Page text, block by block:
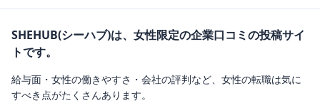
SHEHUB(シーハブ)は、女性限定の企業口コミの投稿サイ
トです。
給与面・女性の働きやすさ・会社の評判など、女性の転職は気に
すべき点がたくさんあります。